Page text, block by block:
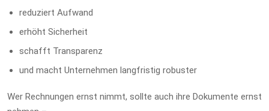
reduziert Aufwand
erhöht Sicherheit
schafft Transparenz
und macht Unternehmen langfristig robuster
Wer Rechnungen ernst nimmt, sollte auch ihre Dokumente ernst